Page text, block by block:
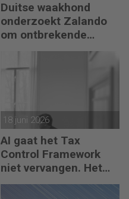
Duitse waakhond
onderzoekt Zalando
om ontbrekende
transactie in
18 juni 2026
AI gaat het Tax
Control Framework
niet vervangen. Het
maakt de fiscalist die
kan doorvragen alleen